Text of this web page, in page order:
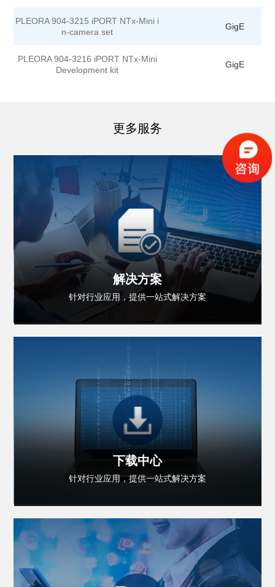
PLEORA 904-3215 iPORT NTx-Mini i
n-camera set
GigE
PLEORA 904-3216 iPORT NTx-Mini
Development kit
GigE
更多服务
解决方案
针对行业应用，提供一站式解决方案
下载中心
针对行业应用，提供一站式解决方案